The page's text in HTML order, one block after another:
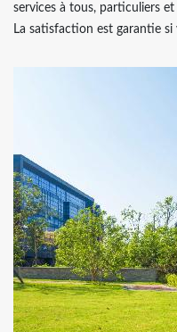
services à tous, particuliers
La satisfaction est garantie